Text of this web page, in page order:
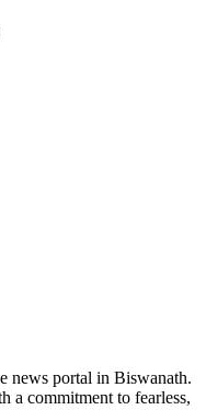
news portal in Biswanath.
a commitment to fearless,